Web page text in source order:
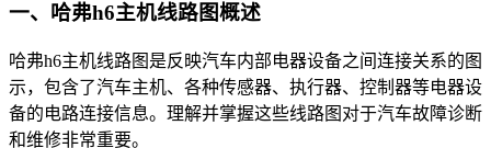
一、哈弗h6主机线路图概述
哈弗h6主机线路图是反映汽车内部电器设备之间连接关系的图
示，包含了汽车主机、各种传感器、执行器、控制器等电器设
备的电路连接信息。理解并掌握这些线路图对于汽车故障诊断
和维修非常重要。